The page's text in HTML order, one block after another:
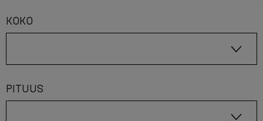
KOKO
PITUUS